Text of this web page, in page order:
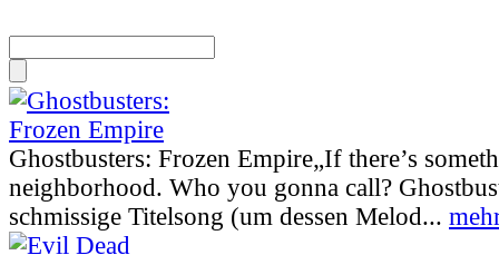
Ghostbusters: Frozen Empire„If there’s
neighborhood. Who you gonna call?
schmissige Titelsong (um dessen Melod...